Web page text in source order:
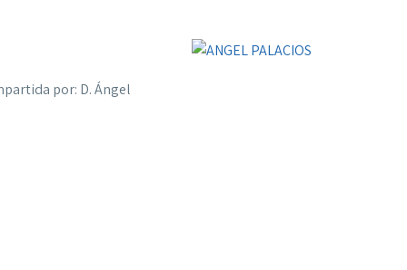
por: D. Ángel